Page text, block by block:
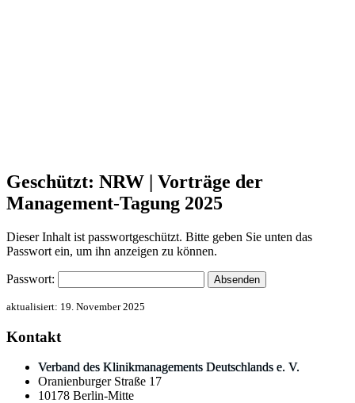
Geschützt: NRW | Vorträge der
Management-Tagung 2025
Dieser Inhalt ist passwortgeschützt. Bitte geben Sie unten das
Passwort ein, um ihn anzeigen zu können.
Passwort:
aktualisiert: 19. November 2025
Kontakt
Verband des Klinikmanagements Deutschlands e. V.
Oranienburger Straße 17
10178 Berlin-Mitte